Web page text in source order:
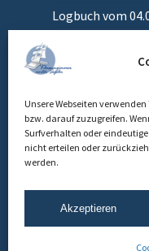
Unsere Webseiten
bzw. darauf zuzugreifen.
Surfverhalten oder
nicht erteilen oder
werden.
Akzeptieren
Logbuch vom
Einlaufen